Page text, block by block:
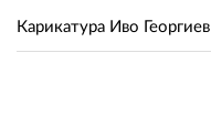
Карикатура Иво Георгиев